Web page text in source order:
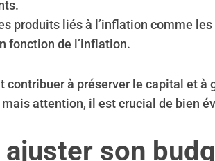
produits liés à l’inflation comme les
fonction de l’inflation.
contribuer à préserver le capital et à
attention, il est crucial de bien
son